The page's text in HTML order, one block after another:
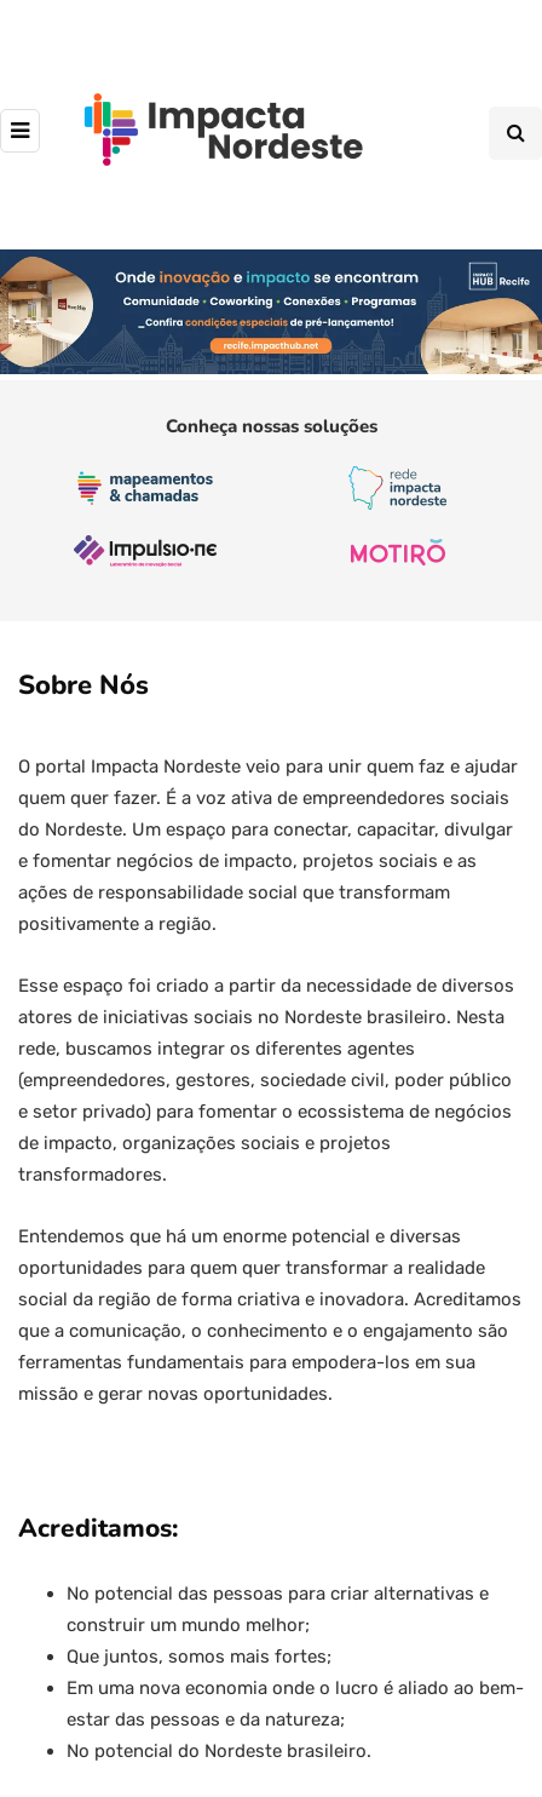
Conheça nossas soluções
Sobre Nós
O portal Impacta Nordeste veio para unir quem faz e ajudar
quem quer fazer. É a voz ativa de empreendedores sociais
do Nordeste. Um espaço para conectar, capacitar, divulgar
e fomentar negócios de impacto, projetos sociais e as
ações de responsabilidade social que transformam
positivamente a região.
Esse espaço foi criado a partir da necessidade de diversos
atores de iniciativas sociais no Nordeste brasileiro. Nesta
rede, buscamos integrar os diferentes agentes
(empreendedores, gestores, sociedade civil, poder público
e setor privado) para fomentar o ecossistema de negócios
de impacto, organizações sociais e projetos
transformadores.
Entendemos que há um enorme potencial e diversas
oportunidades para quem quer transformar a realidade
social da região de forma criativa e inovadora. Acreditamos
que a comunicação, o conhecimento e o engajamento são
ferramentas fundamentais para empodera-los em sua
missão e gerar novas oportunidades.
Acreditamos:
No potencial das pessoas para criar alternativas e
construir um mundo melhor;
Que juntos, somos mais fortes;
Em uma nova economia onde o lucro é aliado ao bem-
estar das pessoas e da natureza;
No potencial do Nordeste brasileiro.